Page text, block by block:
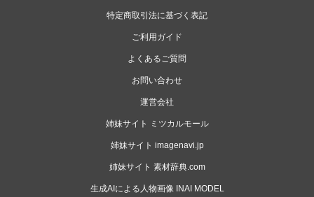
特定商取引法に基づく表記
ご利用ガイド
よくあるご質問
お問い合わせ
運営会社
姉妹サイト ミツカルモール
姉妹サイト imagenavi.jp
姉妹サイト 素材辞典.com
生成AIによる人物画像 INAI MODEL